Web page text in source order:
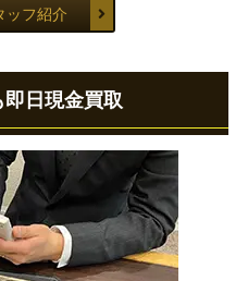
ッフ紹介
日現金買取